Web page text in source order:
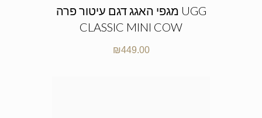
מגפי האגג דגם עיטור פרה UGG
CLASSIC MINI COW
₪449.00